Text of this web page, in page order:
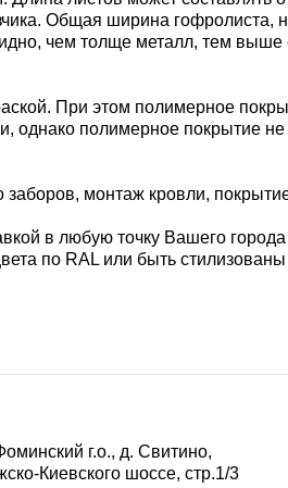
Общая ширина гофролиста,
чем толще металл, тем выше
При этом полимерное
однако полимерное покрытие
монтаж кровли,
в любую точку Вашего
по RAL или быть
г.о., д. Свитино,
Киевского шоссе, стр.1/3